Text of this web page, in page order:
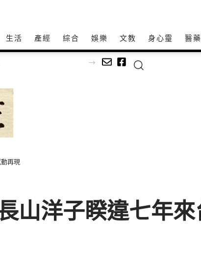
生活 產經 綜合 娛樂 文教 身心𩆜 醫
再現
山洋子睽違七年